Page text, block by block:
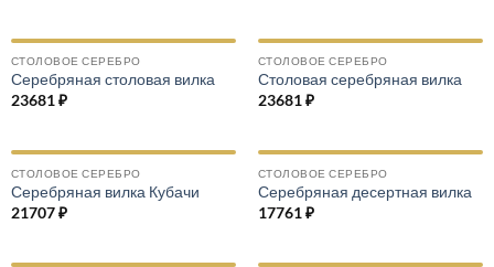
СТОЛОВОЕ СЕРЕБРО
Серебряная столовая вилка
23681₽
СТОЛОВОЕ СЕРЕБРО
Столовая серебряная вилка
23681₽
СТОЛОВОЕ СЕРЕБРО
Серебряная вилка Кубачи
21707₽
СТОЛОВОЕ СЕРЕБРО
Серебряная десертная вилка
17761₽